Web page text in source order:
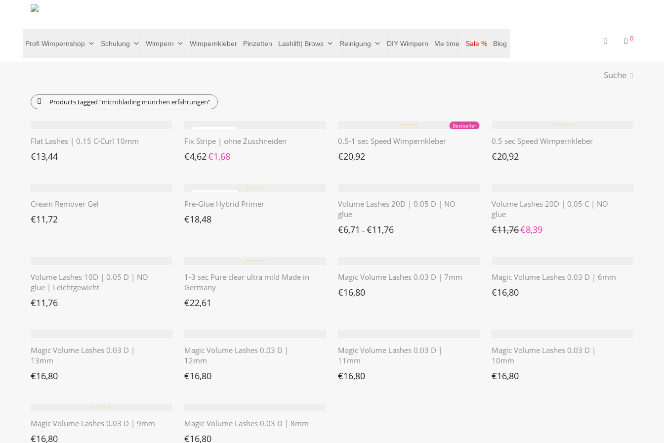
Profi Wimpernshop Schulung Wimpern Wimpernkleber Pinzetten Lashlift| Brows Reinigung DIY Wimpern Me time Sale % Blog
0
Suche
Products tagged “microblading münchen erfahrungen”
Flat Lashes | 0.15 C-Curl 10mm
€13,44
Fix Stripe | ohne Zuschneiden
€4,62 Ursprünglicher Preis war: €4,62
€1,68
Bestseller
⭐️⭐️⭐️⭐️⭐️
0.5-1 sec Speed Wimpernkleber
€20,92
⭐️⭐️⭐️⭐️⭐️
0.5 sec Speed Wimpernkleber
€20,92
Cream Remover Gel
€11,72
⭐️⭐️⭐️⭐️⭐️
Pre-Glue Hybrid Primer
€18,48
Volume Lashes 20D | 0.05 D | NO
glue
€6,71 – €11,76
Volume Lashes 20D | 0.05 C | NO
glue
€11,76 Ursprünglicher Preis war: €11,76
€8,39Aktueller Preis ist: €8,39.
Volume Lashes 10D | 0.05 D | NO
glue | Leichtgewicht
€11,76
⭐️⭐️⭐️⭐️⭐️
1-3 sec Pure clear ultra mild Made in
Germany
€22,61
Magic Volume Lashes 0.03 D | 7mm
€16,80
Magic Volume Lashes 0.03 D | 6mm
€16,80
Magic Volume Lashes 0.03 D |
13mm
€16,80
Magic Volume Lashes 0.03 D |
12mm
€16,80
Magic Volume Lashes 0.03 D |
11mm
€16,80
Magic Volume Lashes 0.03 D |
10mm
€16,80
⭐️⭐️⭐️⭐️⭐️
Magic Volume Lashes 0.03 D | 9mm
€16,80
Magic Volume Lashes 0.03 D | 8mm
€16,80